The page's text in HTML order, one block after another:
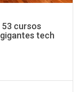
53 cursos
tech